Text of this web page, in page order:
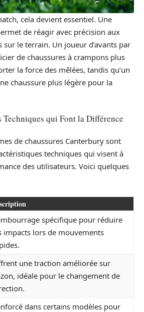
cela devient essentiel. Une
de réagir avec précision aux
le terrain. Un joueur d’avants par
de chaussures à crampons plus
la force des mêlées, tandis qu’un
chaussure plus légère pour la
Techniques qui Font la Différence
de chaussures Canterbury sont
techniques qui visent à
des utilisateurs. Voici quelques
spécifique pour réduire
impacts lors de mouvements
une traction améliorée sur
idéale pour le changement de
dans certains modèles pour